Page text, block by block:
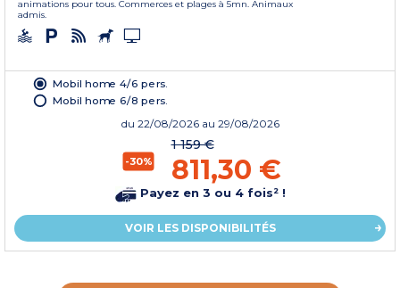
animations pour tous. Commerces et plages à 5mn. Animaux
admis.
Mobil home 4/6 pers.
Mobil home 6/8 pers.
du 22/08/2026 au 29/08/2026
-30%
1 159 €
811,30 €
Payez en 3 ou 4 fois² !
VOIR LES DISPONIBILITÉS